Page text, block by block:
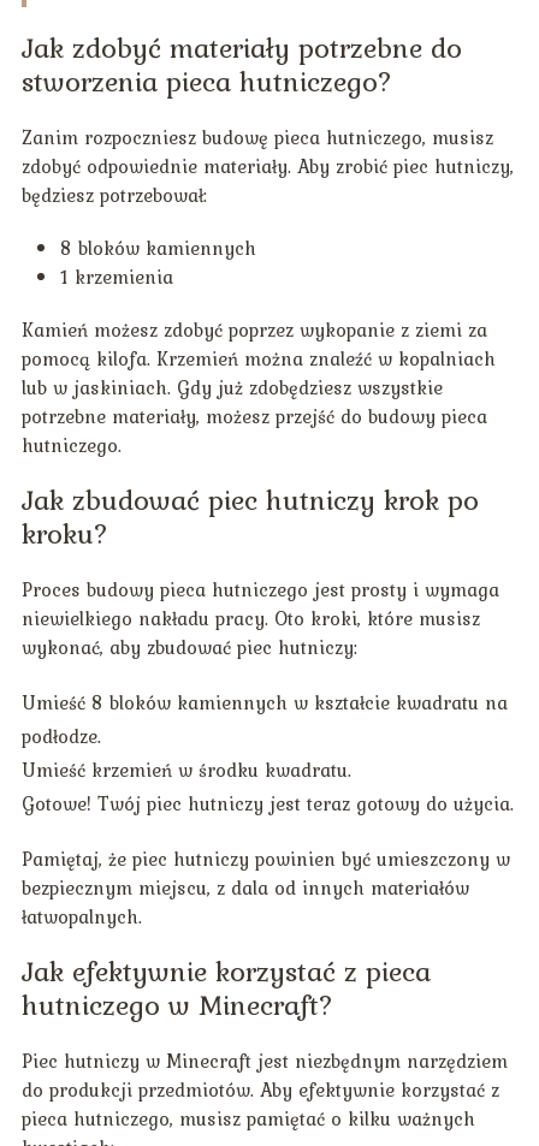
Jak zdobyć materiały potrzebne do
stworzenia pieca hutniczego?
Zanim rozpoczniesz budowę pieca hutniczego, musisz
zdobyć odpowiednie materiały. Aby zrobić piec hutniczy,
będziesz potrzebował:
8 bloków kamiennych
1 krzemienia
Kamień możesz zdobyć poprzez wykopanie z ziemi za
pomocą kilofa. Krzemień można znaleźć w kopalniach
lub w jaskiniach. Gdy już zdobędziesz wszystkie
potrzebne materiały, możesz przejść do budowy pieca
hutniczego.
Jak zbudować piec hutniczy krok po
kroku?
Proces budowy pieca hutniczego jest prosty i wymaga
niewielkiego nakładu pracy. Oto kroki, które musisz
wykonać, aby zbudować piec hutniczy:
Umieść 8 bloków kamiennych w kształcie kwadratu na
podłodze.
Umieść krzemień w środku kwadratu.
Gotowe! Twój piec hutniczy jest teraz gotowy do użycia.
Pamiętaj, że piec hutniczy powinien być umieszczony w
bezpiecznym miejscu, z dala od innych materiałów
łatwopalnych.
Jak efektywnie korzystać z pieca
hutniczego w Minecraft?
Piec hutniczy w Minecraft jest niezbędnym narzędziem
do produkcji przedmiotów. Aby efektywnie korzystać z
pieca hutniczego, musisz pamiętać o kilku ważnych